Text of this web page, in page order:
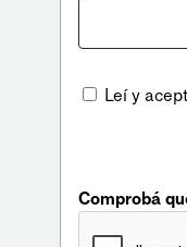
Leí y
Comprobá